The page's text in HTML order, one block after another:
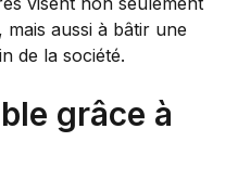
aussi à bâtir une
de la société.
grâce à